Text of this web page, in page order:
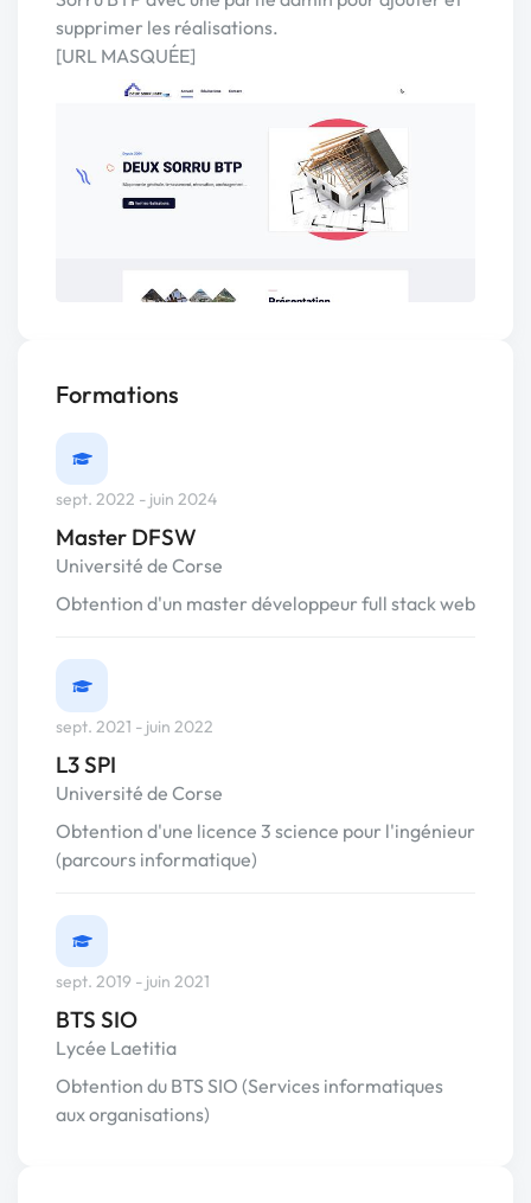
supprimer les réalisations.
[URL MASQUÉE]
Formations
sept. 2022 - juin 2024
Master DFSW
Université de Corse
Obtention d'un master développeur full stack web
sept. 2021 - juin 2022
L3 SPI
Université de Corse
Obtention d'une licence 3 science pour l'ingénieur
(parcours informatique)
sept. 2019 - juin 2021
BTS SIO
Lycée Laetitia
Obtention du BTS SIO (Services informatiques
aux organisations)